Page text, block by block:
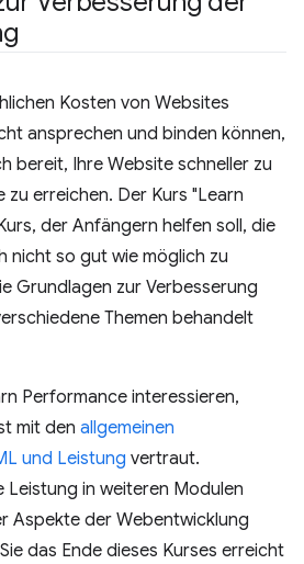
Kosten von Websites
ansprechen und binden können,
bereit, Ihre Website schneller zu
zu erreichen. Der Kurs "Learn
der Anfängern helfen soll, die
nicht so gut wie möglich zu
Grundlagen zur Verbesserung
Themen behandelt
Performance interessieren,
mit den allgemeinen
und Leistung vertraut.
Leistung in weiteren Modulen
Aspekte der Webentwicklung
das Ende dieses Kurses erreicht